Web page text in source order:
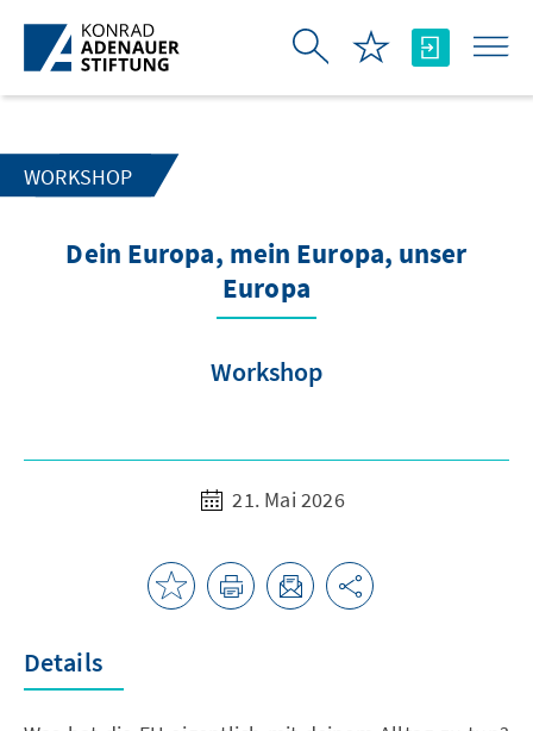
Zum Hauptinhalt springen
WORKSHOP
Dein Europa, mein Europa, unser
Europa
Workshop
21. Mai 2026
Details